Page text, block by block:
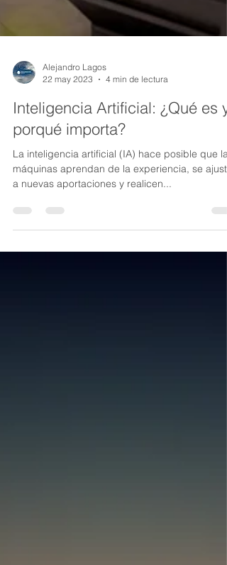
22 may 2023
4 min de lectura
Inteligencia Artificial: ¿Qué es y
porqué importa?
La inteligencia artificial (IA) hace posible que las
a nuevas aportaciones y realicen...